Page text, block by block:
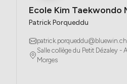
Ecole Kim Taekwondo
Patrick Porqueddu
patrick.porqueddu@bluewin.ch
Salle collège du Petit Dézaley -
Morges